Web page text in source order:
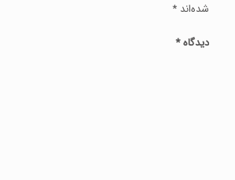
شده‌اند *
دیدگاه*